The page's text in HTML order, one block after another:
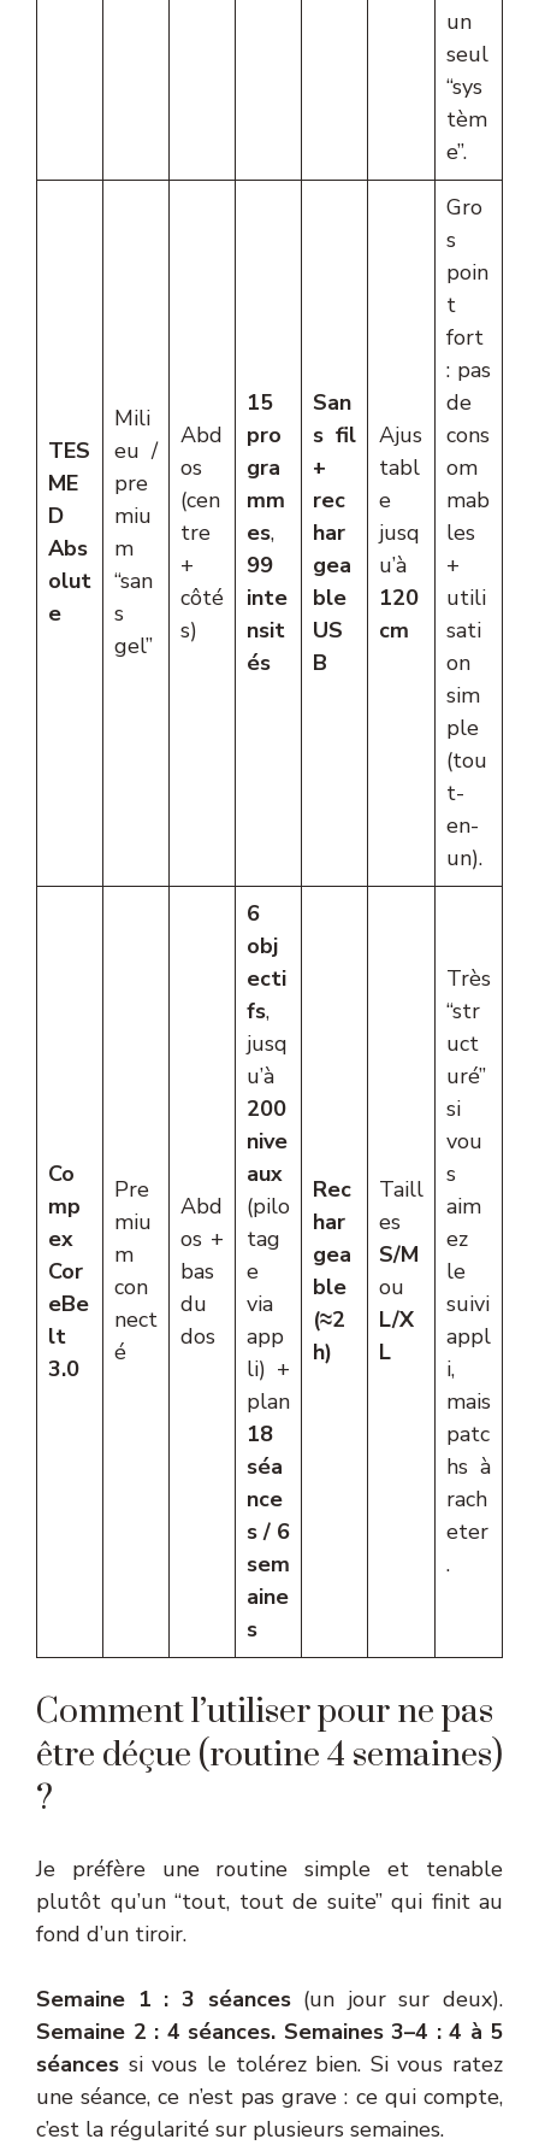
un
seul
“sys
tèm
e”.
TES
ME
D
Abs
olut
e
Mili
eu /
pre
miu
m
“san
s
gel”
Abd
os
(cen
tre
+
côté
s)
15
pro
gra
mm
es,
99
inte
nsit
és
San
s fil
+
rec
har
gea
ble
US
B
Ajus
tabl
e
jusq
u’à
120
cm
Gro
s
poin
t
fort
: pas
de
cons
om
mab
les
+
utili
sati
on
sim
ple
(tou
t-
en-
un).
Co
mp
ex
Cor
eBe
lt
3.0
Pre
miu
m
con
nect
é
Abd
os +
bas
du
dos
6
obj
ecti
fs,
jusq
u’à
200
nive
aux
(pilo
tag
e
via
app
li) +
plan
18
séa
nce
s / 6
sem
aine
s
Rec
har
gea
ble
(≈2
h)
Taill
es
S/M
ou
L/X
L
Très
“str
uct
uré”
si
vou
s
aim
ez
le
suivi
appl
i,
mais
patc
hs à
rach
eter
.
Comment l’utiliser pour ne pas
être déçue (routine 4 semaines)
?
Je préfère une routine simple et tenable
plutôt qu’un “tout, tout de suite” qui finit au
fond d’un tiroir.
Semaine 1 : 3 séances(un jour sur deux).
Semaine 2 : 4 séances. Semaines 3–4 : 4 à 5
séances si vous le tolérez bien. Si vous ratez
une séance, ce n’est pas grave : ce qui compte,
c’est la régularité sur plusieurs semaines.